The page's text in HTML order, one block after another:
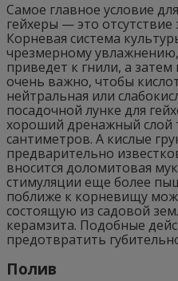
Самое главное условие
гейхеры — это отсутствие
Корневая система
чрезмерному
приведет к гнили, а затем
очень важно, чтобы
нейтральная или
посадочной лунке для
хороший дренажный слой
сантиметров. А кислые
предварительно
вносится доломитовая
стимуляции еще более
поближе к корневищу
состоящую из садовой
керамзита. Подобные
предотвратить
Полив